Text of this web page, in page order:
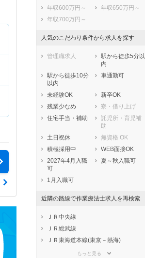
年収600万円～
年収650万円～
年収700万円～
人気のこだわり条件から求人を探す
管理職求人
駅から徒歩5分以
内
駅から徒歩10分
以内
車通勤可
未経験OK
新卒OK
残業少なめ
寮・借り上げ
住宅手当・補助
託児所・育児補
助
土日祝休
無資格 OK
積極採用中
WEB面接OK
2027年4月入職
可
夏～秋入職可
1月入職可
近隣の路線で作業療法士求人を再検索
ＪＲ中央線
ＪＲ総武線
ＪＲ東海道本線(東京－熱海)
ＪＲ京浜東北線もっと見る